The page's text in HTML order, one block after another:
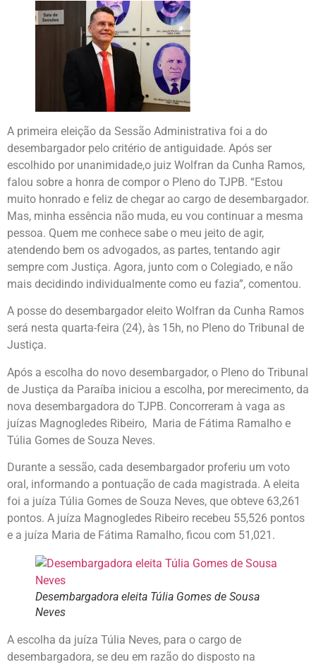
A primeira eleição da Sessão Administrativa foi a do
desembargador pelo critério de antiguidade. Após ser
escolhido por unanimidade,o juiz Wolfran da Cunha Ramos,
falou sobre a honra de compor o Pleno do TJPB. “Estou
muito honrado e feliz de chegar ao cargo de desembargador.
Mas, minha essência não muda, eu vou continuar a mesma
pessoa. Quem me conhece sabe o meu jeito de agir,
atendendo bem os advogados, as partes, tentando agir
sempre com Justiça. Agora, junto com o Colegiado, e não
mais decidindo individualmente como eu fazia”, comentou.
A posse do desembargador eleito Wolfran da Cunha Ramos
será nesta quarta-feira (24), às 15h, no Pleno do Tribunal de
Justiça.
Após a escolha do novo desembargador, o Pleno do Tribunal
de Justiça da Paraíba iniciou a escolha, por merecimento, da
nova desembargadora do TJPB. Concorreram à vaga as
juízas Magnogledes Ribeiro, Maria de Fátima Ramalho e
Túlia Gomes de Souza Neves.
Durante a sessão, cada desembargador proferiu um voto
oral, informando a pontuação de cada magistrada. A eleita
foi a juíza Túlia Gomes de Souza Neves, que obteve 63,261
pontos. A juíza Magnogledes Ribeiro recebeu 55,526 pontos
e a juíza Maria de Fátima Ramalho, ficou com 51,021.
Desembargadora eleita Túlia Gomes de Sousa
Neves
A escolha da juíza Túlia Neves, para o cargo de
desembargadora, se deu em razão do disposto na